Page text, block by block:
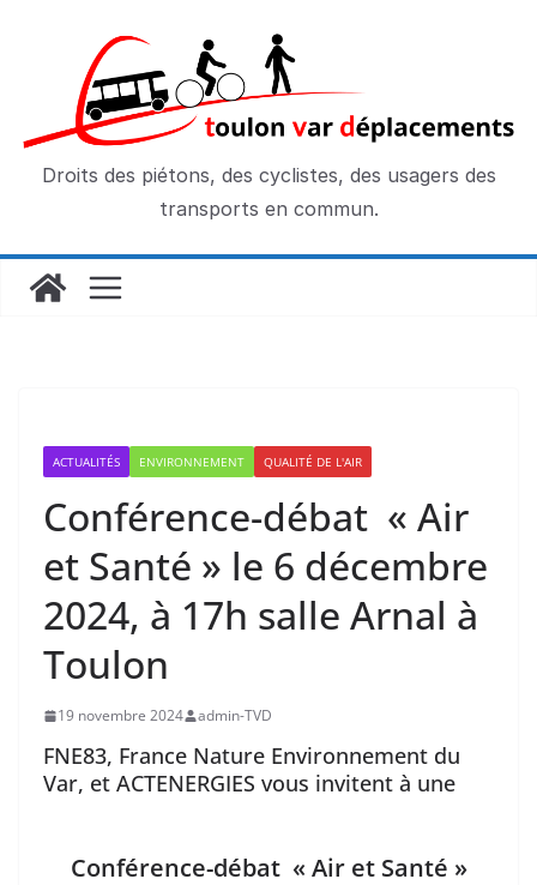
Droits des piétons, des cyclistes, des usagers des
transports en commun.
ACTUALITÉS ENVIRONNEMENT QUALITÉ DE L'AIR
Conférence-débat « Air
et Santé » le 6 décembre
2024, à 17h salle Arnal à
Toulon
19 novembre 2024 admin-TVD
FNE83, France Nature Environnement du
Var, et ACTENERGIES vous invitent à une
Conférence-débat « Air et Santé »